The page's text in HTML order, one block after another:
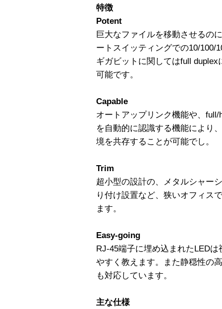
特徴
Potent
巨大なファイルを移動させるの
ートスイッティングでの10/100/
ギガビットに関してはfull
可能です。
Capable
オートアップリンク機能や、
を自動的に認識する機能により
境を共存することが可能でし。
Trim
超小型の設計の、メタルシャー
り付け設置など、狭いオフィス
ます。
Easy-going
RJ-45端子に埋め込まれたLED
やすく教えます。また静穏性の
も対応しています。
主な仕様